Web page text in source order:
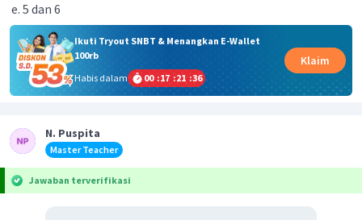
5 dan 6
Ikuti Tryout SNBT & Menangkan E-Wallet
100rb
Habis dalam
00 :17 :21 :36
Klaim
N. Puspita
Master Teacher
Jawaban terverifikasi